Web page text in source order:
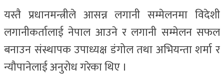
यस्तै प्रधानमन्त्रीले आसन्न लगानी सम्मेलनमा विदेशी
लगानीकर्तालाई नेपाल आउने र लगानी सम्मेलन सफल
बनाउन संस्थापक उपाध्यक्ष डंगोल तथा अभियन्ता शर्मा र
न्यौपानेलाई अनुरोध गरेका थिए ।